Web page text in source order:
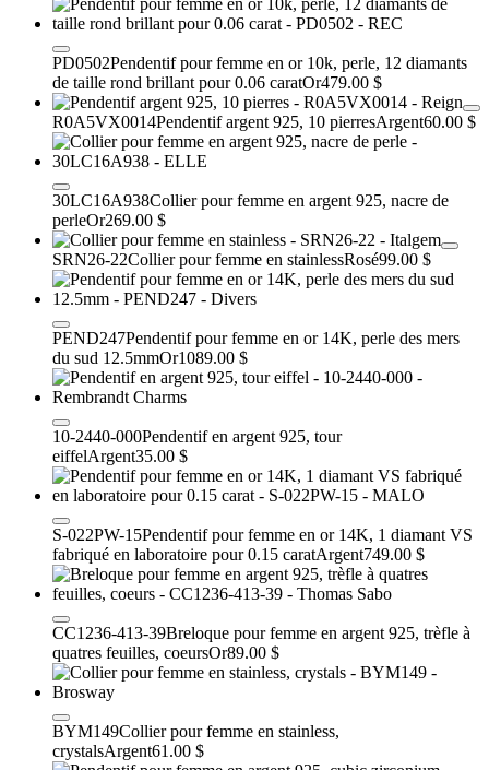
PD0502Pendentif pour femme en or 10k, perle, 12 diamants
de taille rond brillant pour 0.06 caratOr479.00 $
R0A5VX0014Pendentif argent 925, 10 pierresArgent60.00 $
30LC16A938Collier pour femme en argent 925, nacre de
perleOr269.00 $
SRN26-22Collier pour femme en stainlessRosé99.00 $
PEND247Pendentif pour femme en or 14K, perle des mers
du sud 12.5mmOr1089.00 $
10-2440-000Pendentif en argent 925, tour
eiffelArgent35.00 $
S-022PW-15Pendentif pour femme en or 14K, 1 diamant VS
fabriqué en laboratoire pour 0.15 caratArgent749.00 $
CC1236-413-39Breloque pour femme en argent 925, trèfle à
quatres feuilles, coeursOr89.00 $
BYM149Collier pour femme en stainless,
crystalsArgent61.00 $